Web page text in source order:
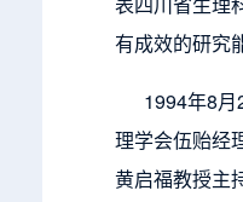
有成效的研究
1994年8月
理学会伍贻经
黄启福教授主